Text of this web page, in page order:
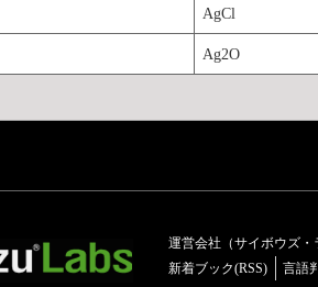
AgCl
Ag2O
運営会社（サイボウズ・
新着ブック(RSS)
言語